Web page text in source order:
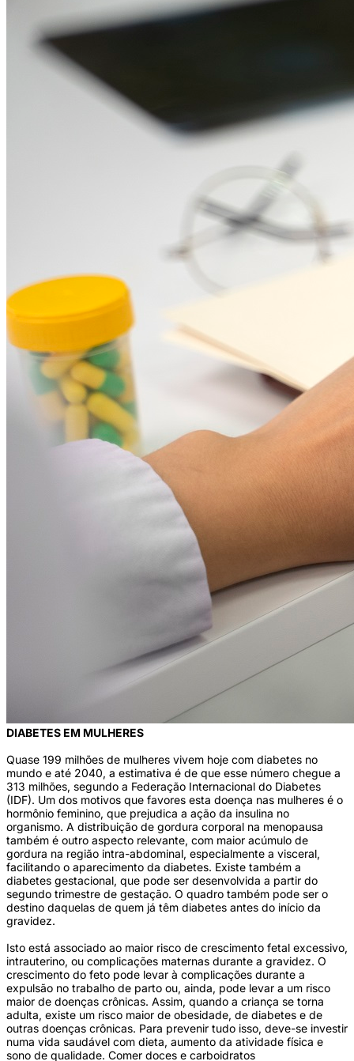
DIABETES EM MULHERES
Quase 199 milhões de mulheres vivem hoje com diabetes no
mundo e até 2040, a estimativa é de que esse número chegue a
313 milhões, segundo a Federação Internacional do Diabetes
(IDF). Um dos motivos que favores esta doença nas mulheres é o
hormônio feminino, que prejudica a ação da insulina no
organismo. A distribuição de gordura corporal na menopausa
também é outro aspecto relevante, com maior acúmulo de
gordura na região intra-abdominal, especialmente a visceral,
facilitando o aparecimento da diabetes. Existe também a
diabetes gestacional, que pode ser desenvolvida a partir do
segundo trimestre de gestação. O quadro também pode ser o
destino daquelas de quem já têm diabetes antes do início da
gravidez.
Isto está associado ao maior risco de crescimento fetal excessivo,
intrauterino, ou complicações maternas durante a gravidez. O
crescimento do feto pode levar à complicações durante a
expulsão no trabalho de parto ou, ainda, pode levar a um risco
maior de doenças crônicas. Assim, quando a criança se torna
adulta, existe um risco maior de obesidade, de diabetes e de
outras doenças crônicas. Para prevenir tudo isso, deve-se investir
numa vida saudável com dieta, aumento da atividade física e
sono de qualidade. Comer doces e carboidratos